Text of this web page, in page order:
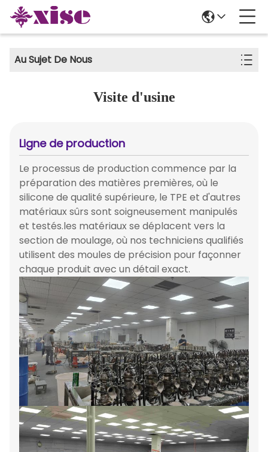
Au Sujet De Nous
Visite d'usine
Ligne de production
Le processus de production commence par la
préparation des matières premières, où le
silicone de qualité supérieure, le TPE et d'autres
matériaux sûrs sont soigneusement manipulés
et testés.les matériaux se déplacent vers la
section de moulage, où nos techniciens qualifiés
utilisent des moules de précision pour façonner
chaque produit avec un détail exact.